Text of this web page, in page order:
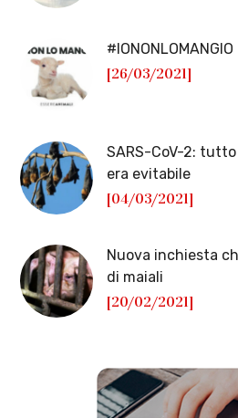
#IONONLOMANGIO
[26/03/2021]
SARS-CoV-2:
era evitabile
[04/03/2021]
Nuova inchiesta
di maiali
[20/02/2021]